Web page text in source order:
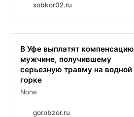
sobkor02.ru
В Уфе выплатят компенсацию
мужчине, получившему
серьезную травму на водной
горке
None
gorobzor.ru